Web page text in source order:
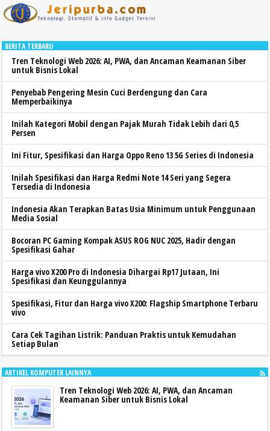
BERITA TERBARU
Tren Teknologi Web 2026: AI, PWA, dan Ancaman Keamanan Siber
untuk Bisnis Lokal
Penyebab Pengering Mesin Cuci Berdengung dan Cara
Memperbaikinya
Inilah Kategori Mobil dengan Pajak Murah Tidak Lebih dari 0,5
Persen
Ini Fitur, Spesifikasi dan Harga Oppo Reno 13 5G Series di Indonesia
Inilah Spesifikasi dan Harga Redmi Note 14 Seri yang Segera
Tersedia di Indonesia
Indonesia Akan Terapkan Batas Usia Minimum untuk Penggunaan
Media Sosial
Bocoran PC Gaming Kompak ASUS ROG NUC 2025, Hadir dengan
Spesifikasi Gahar
Harga vivo X200 Pro di Indonesia Dihargai Rp17 Jutaan, Ini
Spesifikasi dan Keunggulannya
Spesifikasi, Fitur dan Harga vivo X200: Flagship Smartphone Terbaru
vivo
Cara Cek Tagihan Listrik: Panduan Praktis untuk Kemudahan
Setiap Bulan
ARTIKEL KOMPUTER LAINNYA
Tren Teknologi Web 2026: AI, PWA, dan Ancaman
Keamanan Siber untuk Bisnis Lokal